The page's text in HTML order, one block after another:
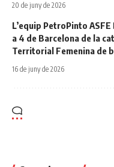
20 de juny de 2026
L’equip PetroPinto
a 4 de Barcelona de la
Territorial Femenina de
16 de juny de 2026